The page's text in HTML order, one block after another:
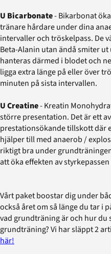
U Bicarbonate- Bikarbonat
tränare hårdare under dina
intervaller och tröskelpass. De
Beta-Alanin utan ändå smiter
hanteras därmed i blodet och
ligga extra länge på eller över
minuten på sista intervallen.
U Creatine- Kreatin
större presentation. Det är ett
prestationsökande tillskott där
hjälper till med anaerob /
riktigt bra under
att öka effekten av
Vårt paket boostar dig under
också året om så länge du tar i
vad grundträning är och hur du
grundträning? Vi har släppt 2
här!